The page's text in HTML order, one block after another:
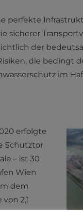
perfekte
sicherer
der
die bedingt
im
erfolgte
Schutztor
– ist 30
Wien
dem
2,1